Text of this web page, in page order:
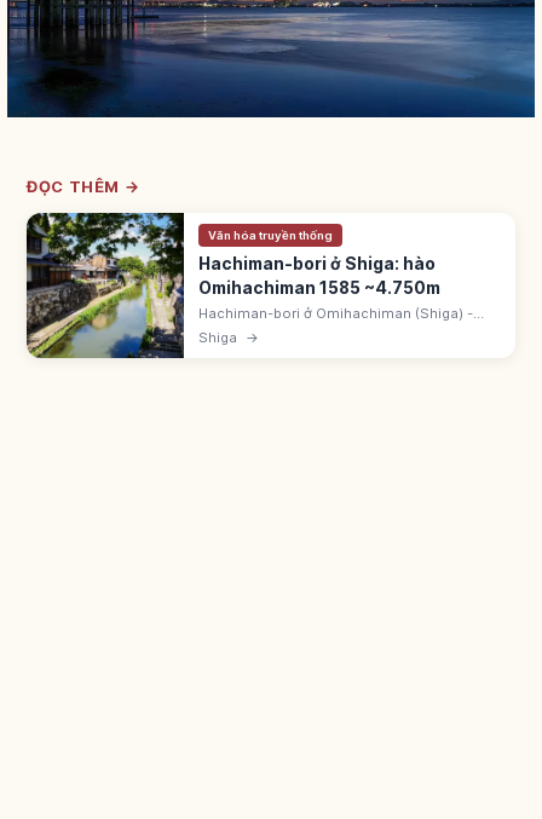
ĐỌC THÊM →
Văn hóa truyền thống
Hachiman-bori ở Shiga: hào
Omihachiman 1585 ~4.750m
Hachiman-bori ở Omihachiman (Shiga) -
hào do Toyotomi Hidetsugu đào 1585 khi
xây Hachiman-yama. Kênh ~4.750m, kho
Shiga →